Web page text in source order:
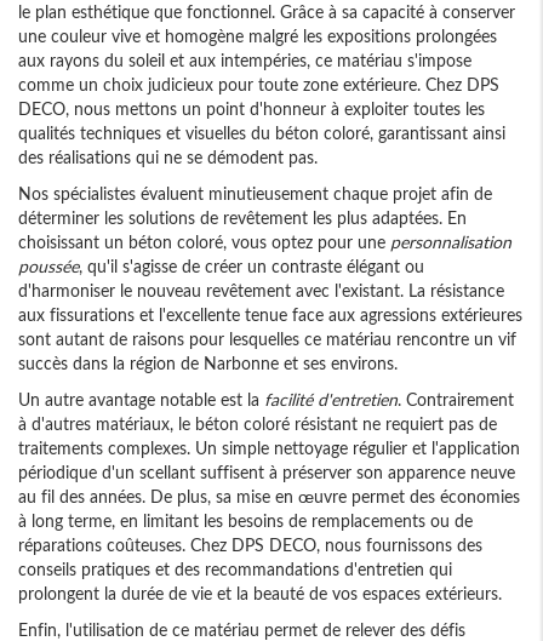
le plan esthétique que fonctionnel. Grâce à sa capacité à conserver
une couleur vive et homogène malgré les expositions prolongées
aux rayons du soleil et aux intempéries, ce matériau s'impose
comme un choix judicieux pour toute zone extérieure. Chez DPS
DECO, nous mettons un point d'honneur à exploiter toutes les
qualités techniques et visuelles du béton coloré, garantissant ainsi
des réalisations qui ne se démodent pas.
Nos spécialistes évaluent minutieusement chaque projet afin de
déterminer les solutions de revêtement les plus adaptées. En
choisissant un béton coloré, vous optez pour une personnalisation
poussée, qu'il s'agisse de créer un contraste élégant ou
d'harmoniser le nouveau revêtement avec l'existant. La résistance
aux fissurations et l'excellente tenue face aux agressions extérieures
sont autant de raisons pour lesquelles ce matériau rencontre un vif
succès dans la région de Narbonne et ses environs.
Un autre avantage notable est la facilité d'entretien. Contrairement
à d'autres matériaux, le béton coloré résistant ne requiert pas de
traitements complexes. Un simple nettoyage régulier et l'application
périodique d'un scellant suffisent à préserver son apparence neuve
au fil des années. De plus, sa mise en œuvre permet des économies
à long terme, en limitant les besoins de remplacements ou de
réparations coûteuses. Chez DPS DECO, nous fournissons des
conseils pratiques et des recommandations d'entretien qui
prolongent la durée de vie et la beauté de vos espaces extérieurs.
Enfin, l'utilisation de ce matériau permet de relever des défis